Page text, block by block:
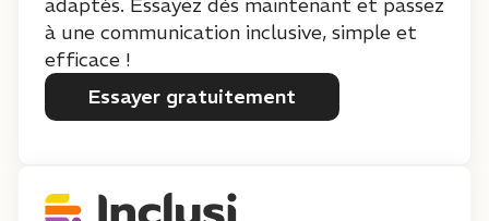
à une communication inclusive, simple et
efficace !
Essayer gratuitement